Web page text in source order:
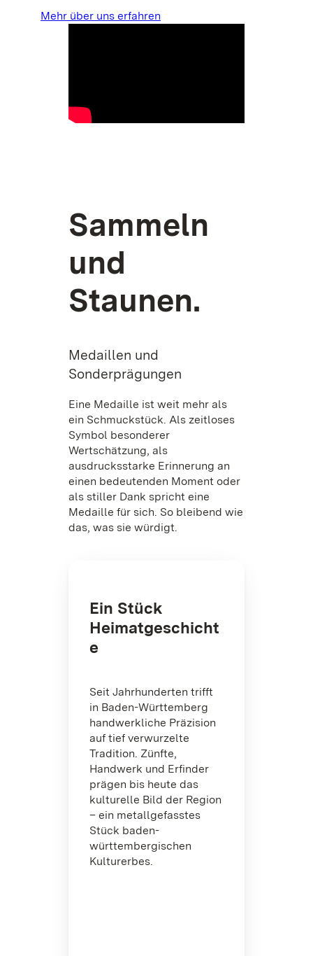
Mehr über uns erfahren
Sammeln
und
Staunen.
Medaillen und
Sonderprägungen
Eine Medaille ist weit mehr als
ein Schmuckstück. Als zeitloses
Symbol besonderer
Wertschätzung, als
ausdrucksstarke Erinnerung an
einen bedeutenden Moment oder
als stiller Dank spricht eine
Medaille für sich. So bleibend wie
das, was sie würdigt.
Ein Stück
Heimatgeschicht
e
Seit Jahrhunderten trifft
in Baden-Württemberg
handwerkliche Präzision
auf tief verwurzelte
Tradition. Zünfte,
Handwerk und Erfinder
prägen bis heute das
kulturelle Bild der Region
– ein metallgefasstes
Stück baden-
württembergischen
Kulturerbes.